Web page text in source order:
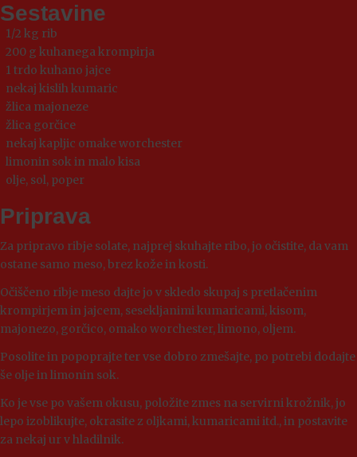
Sestavine
1/2 kg rib
200 g kuhanega krompirja
1 trdo kuhano jajce
nekaj kislih kumaric
žlica majoneze
žlica gorčice
nekaj kapljic omake worchester
limonin sok in malo kisa
olje, sol, poper
Priprava
Za pripravo ribje solate, najprej skuhajte ribo, jo očistite, da vam
ostane samo meso, brez kože in kosti.
Očiščeno ribje meso dajte jo v skledo skupaj s pretlačenim
krompirjem in jajcem, sesekljanimi kumaricami, kisom,
majonezo, gorčico, omako worchester, limono, oljem.
Posolite in popoprajte ter vse dobro zmešajte, po potrebi dodajte
še olje in limonin sok.
Ko je vse po vašem okusu, položite zmes na servirni krožnik, jo
lepo izoblikujte, okrasite z oljkami, kumaricami itd., in postavite
za nekaj ur v hladilnik.